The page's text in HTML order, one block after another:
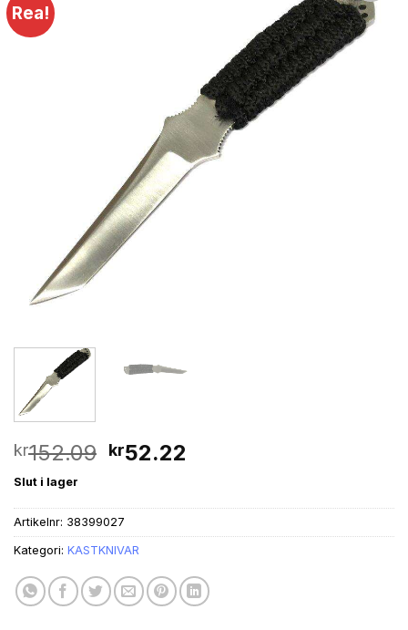
Rea!
Lägg till i
önskelistan
kr152.09 Det
var:
kr152.09.
kr52.22
är:
kr52.22.
Slut i lager
Artikelnr: 38399027
Kategori: KASTKNIVAR